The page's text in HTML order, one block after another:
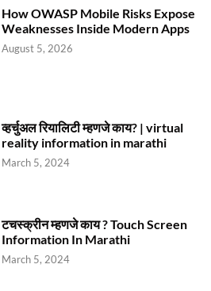
How OWASP Mobile Risks Expose
Weaknesses Inside Modern Apps
August 5, 2026
व्हर्चुअल रियालिटी म्हणजे काय? | virtual
reality information in marathi
March 5, 2024
टचस्क्रीन म्हणजे काय ? Touch Screen
Information In Marathi
March 5, 2024